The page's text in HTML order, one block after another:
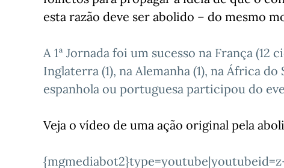
esta razão deve ser abolido – do mesmo
A 1ª Jornada foi um sucesso na França (12
Inglaterra (1), na Alemanha (1), na África
espanhola ou portuguesa participou do
Veja o vídeo de uma ação original pela